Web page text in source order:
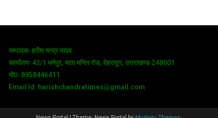
सम्पादकः हरीश चन्द्र यादव
कार्यालयः 43/1 धर्मपुर, माता मन्दिर रोड, देहरादून, उत्तराखण्ड 248001
मो0ः 8958446411
Email Id: harishchandratimes@gmail.com